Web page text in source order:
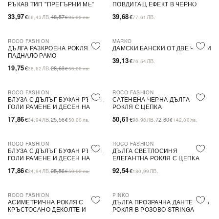
РЪКАВ ТИП ''ПРЕГЪРНИ МЕ''
33,97€66,43 ЛВ.48,57€95,00лв.
ПОВДИГАЩ ЕФЕКТ В ЧЕРНО
39,68€77,61 ЛВ.
-31%
ROCO FASHION
ДЪЛГА РАЗКРОЕНА РОКЛЯ С
ПАДНАЛО РАМО
19,75€38,62 ЛВ.28,63€56,00лв.
MARKO
ДАМСКИ БАНСКИ ОТ ДВЕ ЧАСТИ
39,13€76,54 ЛВ.
-30%
ROCO FASHION
БЛУЗА С ДЪЛЪГ БУФАН РЪКАВ,
ГОЛИ РАМЕНЕ И ДЕСЕН НА
17,86€34,94 ЛВ.25,56€50,00лв.
-30%
ROCO FASHION
САТЕНЕНА ЧЕРНА ДЪЛГА
РОКЛЯ С ЦЕПКА
50,61 €98,98 ЛВ.72,60€142,00лв.
-30%
ROCO FASHION
БЛУЗА С ДЪЛЪГ БУФАН РЪКАВ,
ГОЛИ РАМЕНЕ И ДЕСЕН НА
17,86€34,94 ЛВ.25,56€50,00лв.
ROCO FASHION
ДЪЛГА СВЕТЛОСИНЯ
ЕЛЕГАНТНА РОКЛЯ С ЦЕПКА
92,54€180,99 ЛВ.
-30%
ROCO FASHION
АСИМЕТРИЧНА РОКЛЯ С
КРЪСТОСАНО ДЕКОЛТЕ И
-79%
PINKO
ДЪЛГА ПРОЗРАЧНА ДАНТЕЛЕНА
РОКЛЯ В РОЗОВО STRINGA